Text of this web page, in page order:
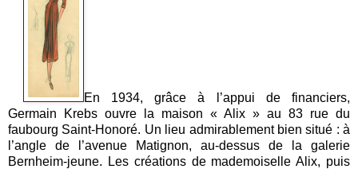
En 1934, grâce à l’appui de financiers,
Germain Krebs ouvre la maison « Alix » au 83 rue du
faubourg Saint-Honoré. Un lieu admirablement bien situé : à
l’angle de l’avenue Matignon, au-dessus de la galerie
Bernheim-jeune. Les créations de mademoiselle Alix, puis